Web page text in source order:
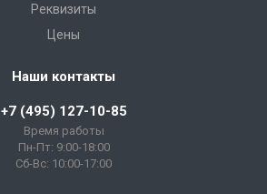
Реквизиты
Цены
Наши контакты
+7 (495) 127-10-85
Время работы
Пн-Пт: 9:00-18:00
Сб-Вс: 10:00-17:00